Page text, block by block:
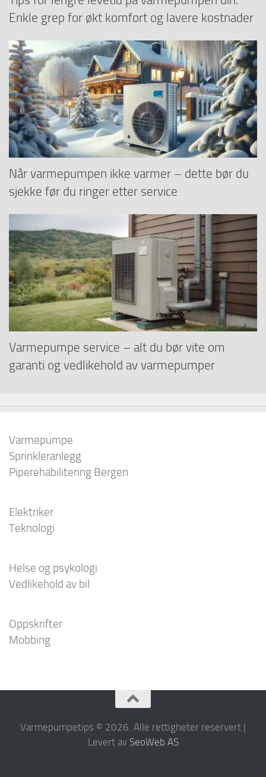
Enkle grep for økt komfort og lavere kostnader
Når varmepumpen ikke varmer – dette bør du
sjekke før du ringer etter service
Varmepumpe service – alt du bør vite om
garanti og vedlikehold av varmepumper
Varmepumpe
Sprinkleranlegg
Piperehabilitering Bergen
Elektriker
Teknologi
Helse og psykologi
Vedlikehold av bil
Oppskrifter
Mobbing
Varmepumpetips © 2026. Alle rettigheter reservert |
Levert av SeoWeb AS